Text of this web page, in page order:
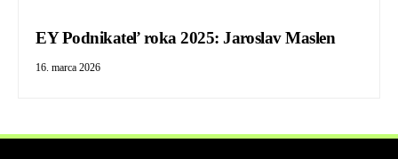
EY Podnikateľ roka 2025: Jaroslav Maslen
16. marca 2026